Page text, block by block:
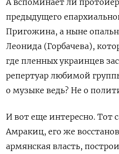
А вспоминает ли
предыдущего
Пригожина, а ныне
Леонида (Горбачева),
где пленных украинцев
репертуар любимой
о музыке ведь? Не о
И вот еще интересно. Тот
Амракиц, его же
армянская власть,